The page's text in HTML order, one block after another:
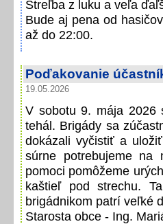
Streľba z luku a veľa
Bude aj pena od
až do 22:00.
Poďakovanie
19.05.2026
V sobotu 9. mája 2026
tehál. Brigády sa
dokázali vyčistiť a
súrne potrebujeme na
pomoci pomôžeme
kaštieľ pod strechu.
brigádnikom patrí veľké
Starosta obce - Ing.